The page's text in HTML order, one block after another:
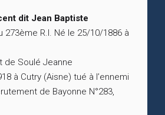
dit Jean Baptiste
273ème R.I. Né le 25/10/1886 à
de Soulé Jeanne
à Cutry (Aisne) tué à l’ennemi
de Bayonne N°283,